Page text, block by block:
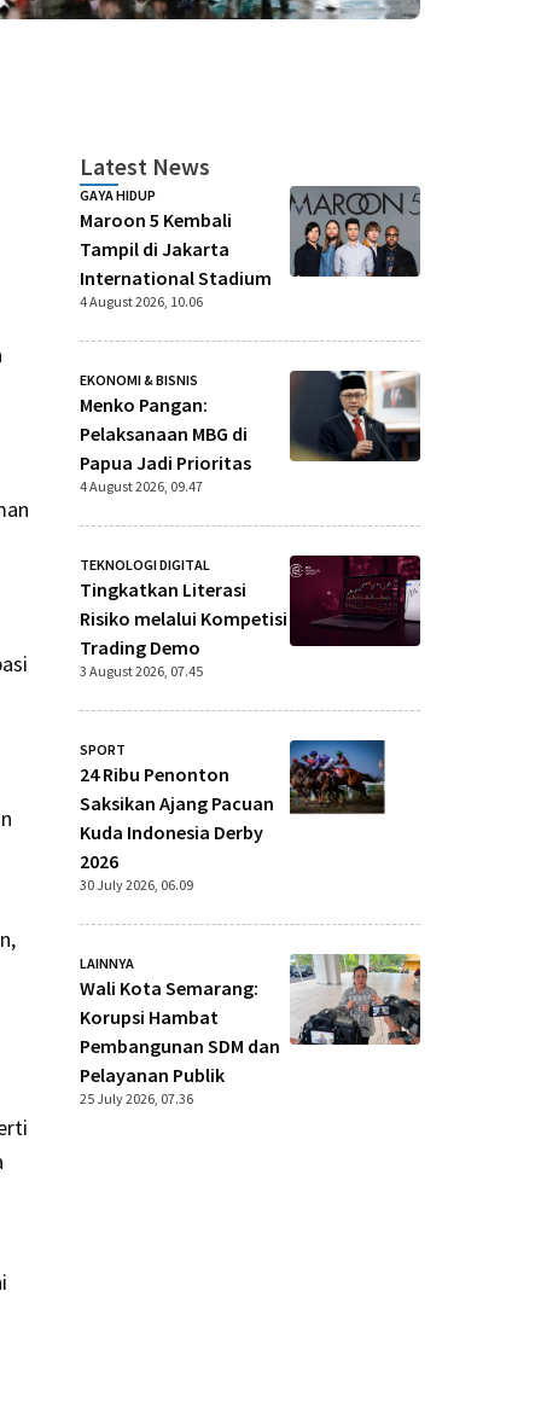
Latest News
GAYA HIDUP
Maroon 5 Kembali
Tampil di Jakarta
International Stadium
4 August 2026, 10.06
EKONOMI & BISNIS
Menko Pangan:
Pelaksanaan MBG di
Papua Jadi Prioritas
4 August 2026, 09.47
TEKNOLOGI DIGITAL
Tingkatkan Literasi
Risiko melalui Kompetisi
Trading Demo
3 August 2026, 07.45
SPORT
24 Ribu Penonton
Saksikan Ajang Pacuan
Kuda Indonesia Derby
2026
30 July 2026, 06.09
LAINNYA
Wali Kota Semarang:
Korupsi Hambat
Pembangunan SDM dan
Pelayanan Publik
25 July 2026, 07.36